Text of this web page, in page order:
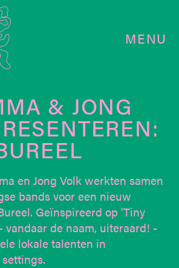
MENU
& JONG
en Jong Volk werkten samen
bands voor een nieuw
Geïnspireerd op 'Tiny
vandaar de naam, uiteraard! -
lokale talenten in